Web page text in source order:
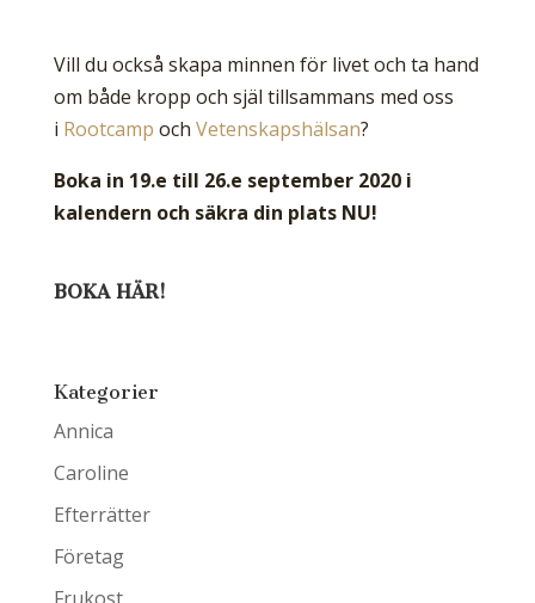
Vill du också skapa minnen för livet och ta hand
om både kropp och själ tillsammans med oss
i Rootcamp och Vetenskapshälsan?
Boka in 19.e till 26.e september 2020 i
kalendern och säkra din plats NU!
BOKA HÄR!
Kategorier
Annica
Caroline
Efterrätter
Företag